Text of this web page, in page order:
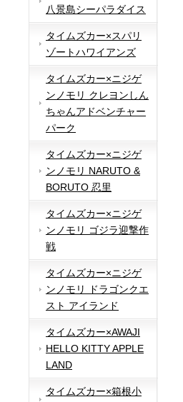
八景島シーパラダイス
タイムズカー×スパリ
ゾートハワイアンズ
タイムズカー×ニジゲ
ンノモリ クレヨンしん
ちゃんアドベンチャー
パーク
タイムズカー×ニジゲ
ンノモリ NARUTO &
BORUTO 忍里
タイムズカー×ニジゲ
ンノモリ ゴジラ迎撃作
戦
タイムズカー×ニジゲ
ンノモリ ドラゴンクエ
スト アイランド
タイムズカー×AWAJI
HELLO KITTY APPLE
LAND
タイムズカー×箱根小